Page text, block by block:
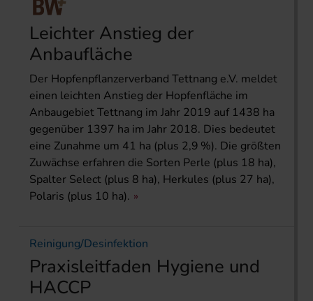
Leichter Anstieg der
Anbaufläche
Der Hopfenpflanzerverband Tettnang e.V. meldet
einen leichten Anstieg der Hopfenfläche im
Anbaugebiet Tettnang im Jahr 2019 auf 1438 ha
gegenüber 1397 ha im Jahr 2018. Dies bedeutet
eine Zunahme um 41 ha (plus 2,9 %). Die größten
Zuwächse erfahren die Sorten Perle (plus 18 ha),
Spalter Select (plus 8 ha), Herkules (plus 27 ha),
Polaris (plus 10 ha).
Reinigung/Desinfektion
Praxisleitfaden Hygiene und
HACCP